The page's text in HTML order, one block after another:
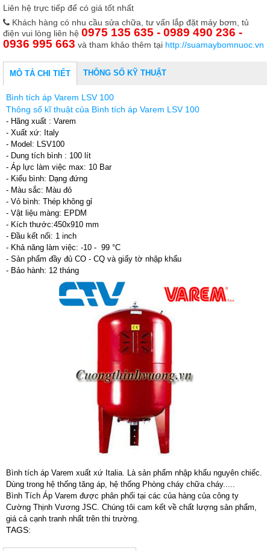
Liên hệ trực tiếp để có giá tốt nhất
Khách hàng có nhu cầu sửa chữa, tư vấn lắp đặt máy bơm, tủ
điện vui lòng liên hệ 0975 135 635 - 0989 490 236 -
0936 995 663 và tham khảo thêm tại http://suamaybomnuoc.vn
MÔ TẢ CHI TIẾT THÔNG SỐ KỸ THUẬT
Bình tích áp Varem LSV 100
Thông số kĩ thuật của Bình tích áp Varem LSV 100
- Hãng xuất : Varem
- Xuất xứ: Italy
- Model: LSV100
- Dung tích bình : 100 lít
- Áp lực làm việc max: 10 Bar
- Kiểu bình: Dạng đứng
- Màu sắc: Màu đỏ
- Vỏ bình: Thép không gỉ
- Vật liệu màng: EPDM
- Kích thước:450x910 mm
- Đầu kết nối: 1 inch
- Khả năng làm việc: -10 - 99 °C
- Sản phẩm đầy đủ CO - CQ và giấy tờ nhập khẩu
- Bảo hành: 12 tháng
Bình tích áp Varem xuất xứ Italia. Là sản phẩm nhập khẩu nguyên chiếc.
Dùng trong hệ thống tăng áp, hệ thống Phòng cháy chữa cháy.....
Bình Tích Áp Varem được phân phối tại các của hàng của công ty
Cường Thịnh Vương JSC. Chúng tôi cam kết về chất lượng sản phẩm,
giá cả cạnh tranh nhất trên thi trường.
TAGS: